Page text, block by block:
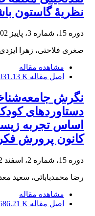
نظریۀ گاستون
دوره 15، شماره 3، پاییز 1402، صفحه
صغری فلاحتی، زهرا ایزدی
مشاهده مقاله
اصل مقاله K
نگرش
دستاوردهای
اساس تجربه
کانون پرورش
دوره 15، شماره 2، اسفند 1402، صفحه
رضا محمدبابائی، سعید
مشاهده مقاله
اصل مقاله K